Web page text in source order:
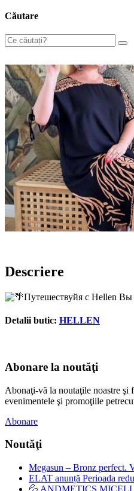
Căutare
Descriere
Путешествуйя с Hellen Вы
Detalii butic: HELLEN
Abonare la noutăţi
Abonaţi-vă la noutaţile noastre şi
evenimentele şi promoţiile
Abonare
Noutăţi
Megasun – Bronz perfect.
ELAT anunță Perioada
💦 ANDMETICS